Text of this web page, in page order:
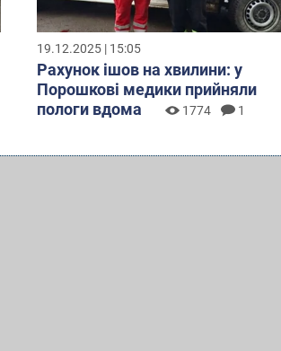
19.12.2025 | 15:05
Рахунок ішов на хвилини: у
Порошкові медики прийняли
пологи вдома
1774 1